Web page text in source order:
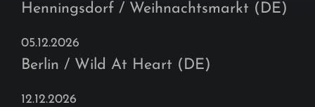
Henningsdorf / Weihnachtsmarkt (DE)
05.12.2026
Berlin / Wild At Heart (DE)
12.12.2026